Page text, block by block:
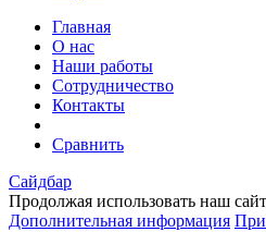
Главная
О нас
Наши работы
Сотрудничество
Контакты
Сравнить
Сайдбар
Продолжая использовать наш
Дополнительная информация